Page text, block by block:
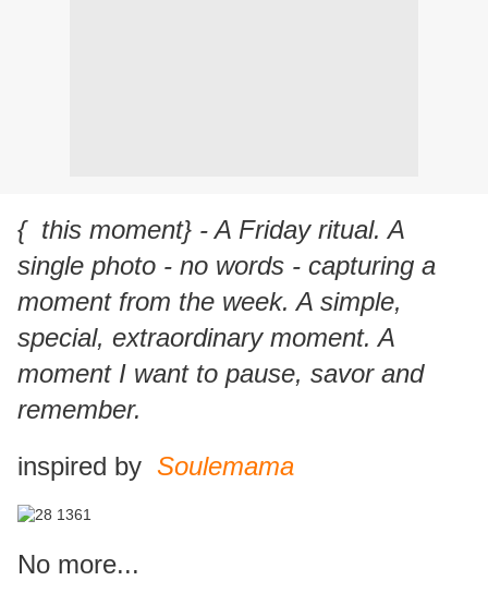
{ this moment} - A Friday ritual. A
single photo - no words - capturing a
moment from the week. A simple,
special, extraordinary moment. A
moment I want to pause, savor and
remember.
inspired by Soulemama
No more...